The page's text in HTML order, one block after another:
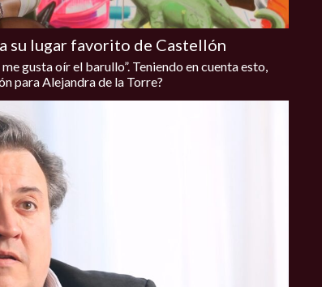
su lugar favorito de Castellón
gusta oír el barullo”. Teniendo en cuenta esto,
para Alejandra de la Torre?